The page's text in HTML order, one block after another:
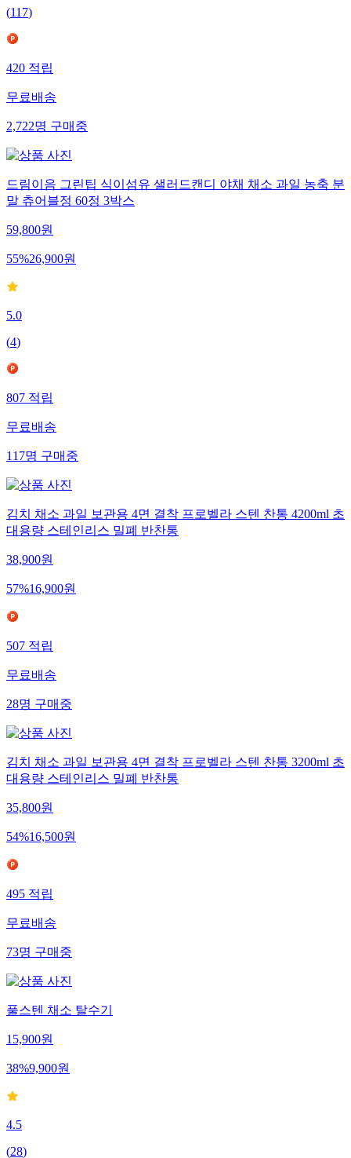
(117)
420 적립
무료배송
2,722명 구매중
드림이음 그린팁 식이섬유 샐러드캔디 야채 채소 과일 농축 분
말 츄어블정 60정 3박스
59,800원
55%26,900원
5.0
(4)
807 적립
무료배송
117명 구매중
김치 채소 과일 보관용 4면 결착 프로벨라 스텐 찬통 4200ml 초
대용량 스테인리스 밀폐 반찬통
38,900원
57%16,900원
507 적립
무료배송
28명 구매중
김치 채소 과일 보관용 4면 결착 프로벨라 스텐 찬통 3200ml 초
대용량 스테인리스 밀폐 반찬통
35,800원
54%16,500원
495 적립
무료배송
73명 구매중
풀스텐 채소 탈수기
15,900원
38%9,900원
4.5
(28)